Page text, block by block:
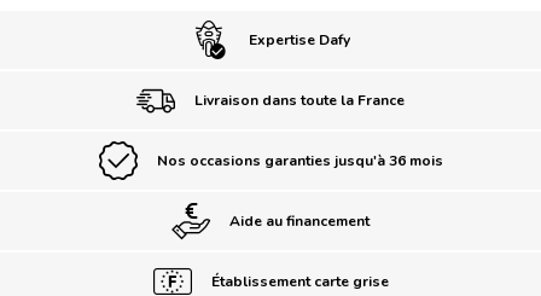
Expertise Dafy
Livraison dans toute la France
Nos occasions garanties jusqu'à 36 mois
Aide au financement
Établissement carte grise